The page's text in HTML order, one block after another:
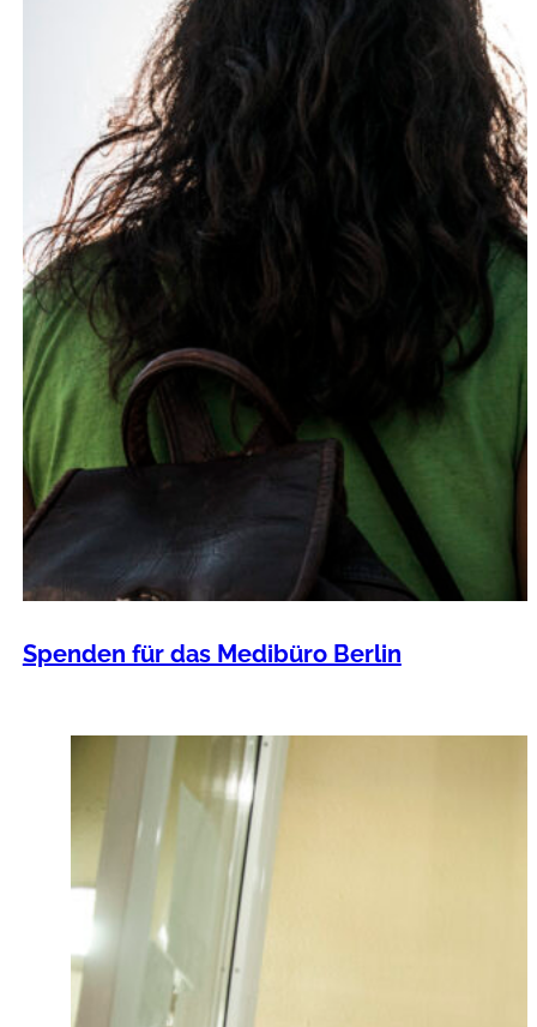
Spenden für das Medibüro Berlin